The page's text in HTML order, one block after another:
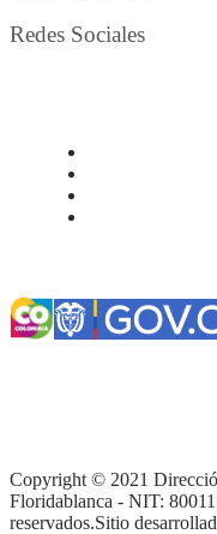
Redes Sociales
Copyright © 2021
Floridablanca - NIT:
reservados.Sitio